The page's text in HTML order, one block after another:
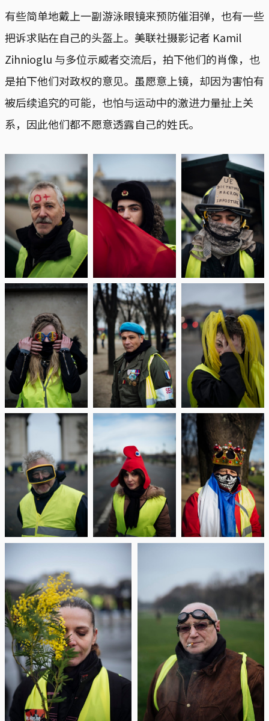
有些简单地戴上一副游泳眼镜来预防催泪弹，也有一些
把诉求贴在自己的头盔上。美联社摄影记者 Kamil
Zihnioglu 与多位示威者交流后，拍下他们的肖像，也
是拍下他们对政权的意见。虽愿意上镜，却因为害怕有
被后续追究的可能，也怕与运动中的激进力量扯上关
系，因此他们都不愿意透露自己的姓氏。